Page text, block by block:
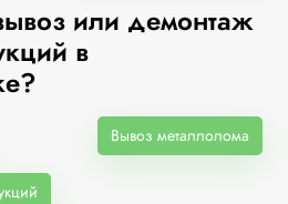
или демонтаж
в
Вывоз металлолома